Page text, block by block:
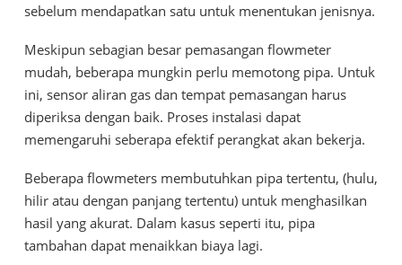
sebelum mendapatkan satu untuk menentukan jenisnya.
Meskipun sebagian besar pemasangan flowmeter
mudah, beberapa mungkin perlu memotong pipa. Untuk
ini, sensor aliran gas dan tempat pemasangan harus
diperiksa dengan baik. Proses instalasi dapat
memengaruhi seberapa efektif perangkat akan bekerja.
Beberapa flowmeters membutuhkan pipa tertentu, (hulu,
hilir atau dengan panjang tertentu) untuk menghasilkan
hasil yang akurat. Dalam kasus seperti itu, pipa
tambahan dapat menaikkan biaya lagi.